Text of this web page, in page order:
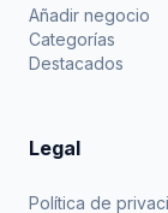
Añadir negocio
Categorías
Destacados
Legal
Política de